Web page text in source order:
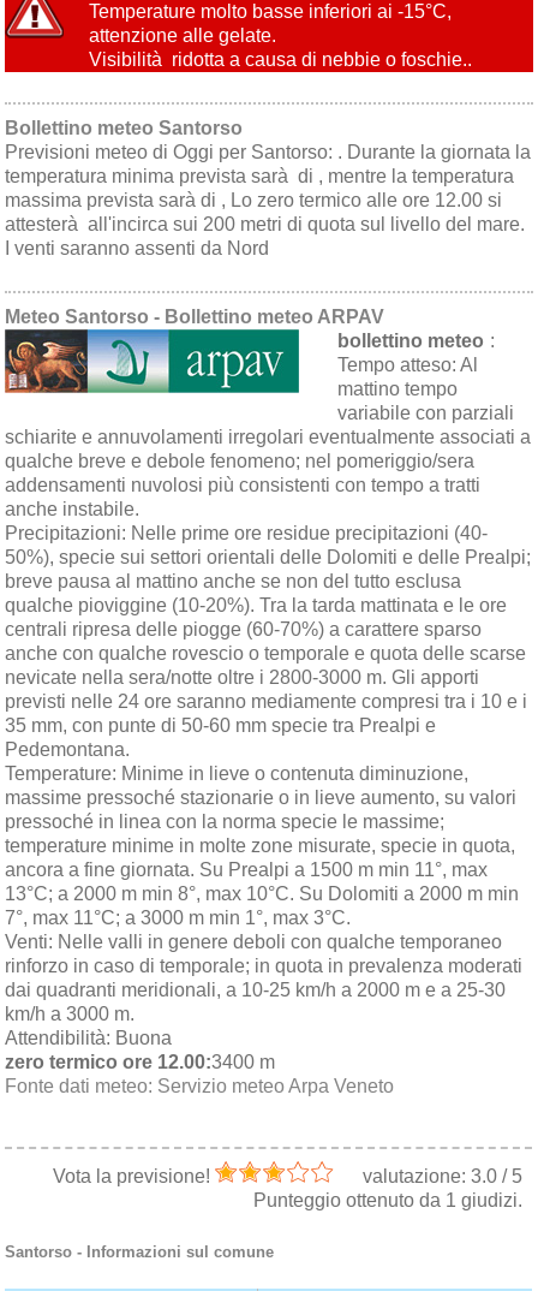
Temperature molto basse inferiori ai -15°C,
attenzione alle gelate.
Visibilità ridotta a causa di nebbie o foschie..
Bollettino meteo Santorso
Previsioni meteo di Oggi per Santorso: . Durante la giornata la
temperatura minima prevista sarà di , mentre la temperatura
massima prevista sarà di , Lo zero termico alle ore 12.00 si
attesterà all'incirca sui 200 metri di quota sul livello del mare.
I venti saranno assenti da Nord
Meteo Santorso - Bollettino meteo ARPAV
bollettino meteo :
Tempo atteso:Al
mattino tempo
variabile con parziali
schiarite e annuvolamenti irregolari eventualmente associati a
qualche breve e debole fenomeno; nel pomeriggio/sera
addensamenti nuvolosi più consistenti con tempo a tratti
anche instabile.
Precipitazioni: Nelle prime ore residue precipitazioni (40-
50%), specie sui settori orientali delle Dolomiti e delle Prealpi;
breve pausa al mattino anche se non del tutto esclusa
qualche pioviggine (10-20%). Tra la tarda mattinata e le ore
centrali ripresa delle piogge (60-70%) a carattere sparso
anche con qualche rovescio o temporale e quota delle scarse
nevicate nella sera/notte oltre i 2800-3000 m. Gli apporti
previsti nelle 24 ore saranno mediamente compresi tra i 10 e i
35 mm, con punte di 50-60 mm specie tra Prealpi e
Pedemontana.
Temperature: Minime in lieve o contenuta diminuzione,
massime pressoché stazionarie o in lieve aumento, su valori
pressoché in linea con la norma specie le massime;
temperature minime in molte zone misurate, specie in quota,
ancora a fine giornata. Su Prealpi a 1500 m min 11°, max
13°C; a 2000 m min 8°, max 10°C. Su Dolomiti a 2000 m min
7°, max 11°C; a 3000 m min 1°, max 3°C.
Venti: Nelle valli in genere deboli con qualche temporaneo
rinforzo in caso di temporale; in quota in prevalenza moderati
dai quadranti meridionali, a 10-25 km/h a 2000 m e a 25-30
km/h a 3000 m.
Attendibilità: Buona
zero termico ore 12.00:3400 m
Fonte dati meteo: Servizio meteo Arpa Veneto
Vota la previsione! valutazione: 3.0/ 5
Punteggio ottenuto da 1 giudizi.
Santorso - Informazioni sul comune